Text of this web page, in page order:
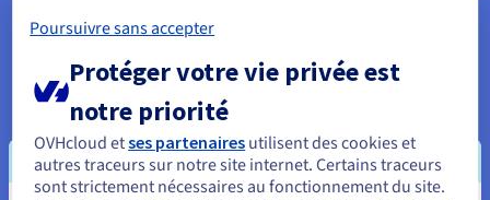
bien passée. D’une manière générale, le Key
Account Manager et l’équipe d’assistance
d’OVHcloud ont toujours été disponibles pour
apporter leur expertise et leurs conseils,
notamment lors de la mise en place de
l’environnement réseau ».
Poursuivre sans accepter
Protéger votre vie privée est
notre priorité
OVHcloud etses partenaires utilisent des cookies et
autres traceurs sur notre site internet. Certains traceurs
sont strictement nécessaires au fonctionnement du site.